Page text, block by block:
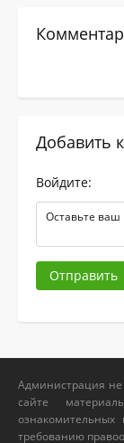
Добавить
Войдите:
Отправить
Администрация не
сайте
требованию